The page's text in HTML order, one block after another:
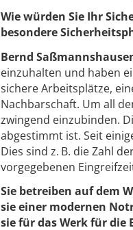
Wie würden Sie Ihr
besondere
Bernd
einzuhalten und haben
sichere Arbeitsplätze,
Nachbarschaft. Um all
zwingend einzubinden.
abgestimmt ist. Seit
Dies sind z. B. die Zahl
vorgegebenen
Sie betreiben auf dem
sie einer modernen
sie für das Werk für